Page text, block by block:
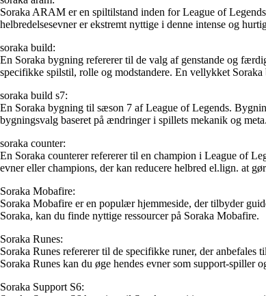
Soraka ARAM er en spiltilstand inden for League of
helbredelsesevner er ekstremt nyttige i denne intense og
soraka build:
En Soraka bygning refererer til de valg af genstande og
specifikke spilstil, rolle og modstandere. En vellykket
soraka build s7:
En Soraka bygning til sæson 7 af League of Legends.
bygningsvalg baseret på ændringer i spillets mekanik og meta.
soraka counter:
En Soraka counterer refererer til en champion i League of
evner eller champions, der kan reducere helbred el.lign. at
Soraka Mobafire:
Soraka Mobafire er en populær hjemmeside, der tilbyder
Soraka, kan du finde nyttige ressourcer på Soraka Mobafire.
Soraka Runes:
Soraka Runes refererer til de specifikke runer, der
Soraka Runes kan du øge hendes evner som support-spiller
Soraka Support S6: